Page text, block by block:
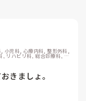
小児科, 心療内科, 整形外科,
, リハビリ科, 総合診療科, 救
ママナース, 外来, 神経内
きましょ。